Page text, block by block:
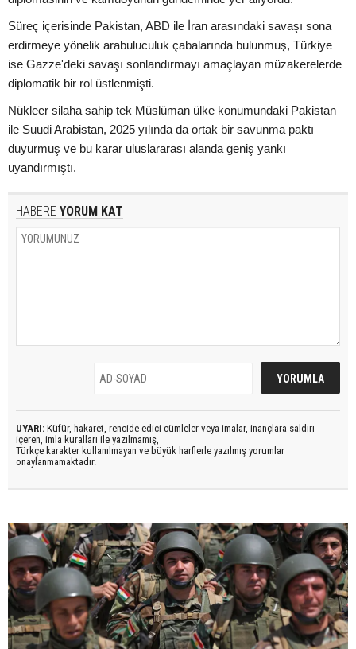
Süreç içerisinde Pakistan, ABD ile İran arasındaki savaşı sona
erdirmeye yönelik arabuluculuk çabalarında bulunmuş, Türkiye
ise Gazze'deki savaşı sonlandırmayı amaçlayan müzakerelerde
diplomatik bir rol üstlenmişti.
Nükleer silaha sahip tek Müslüman ülke konumundaki Pakistan
ile Suudi Arabistan, 2025 yılında da ortak bir savunma paktı
duyurmuş ve bu karar uluslararası alanda geniş yankı
uyandırmıştı.
HABERE YORUM KAT
UYARI: Küfür, hakaret, rencide edici cümleler veya imalar, inançlara saldırı
içeren, imla kuralları ile yazılmamış,
Türkçe karakter kullanılmayan ve büyük harflerle yazılmış yorumlar
onaylanmamaktadır.